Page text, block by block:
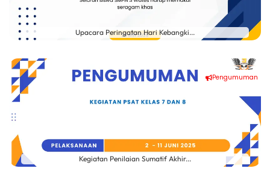
Upacara Peringatan Hari Kebangki...
Pengumuman
Kegiatan Penilaian Sumatif Akhir...